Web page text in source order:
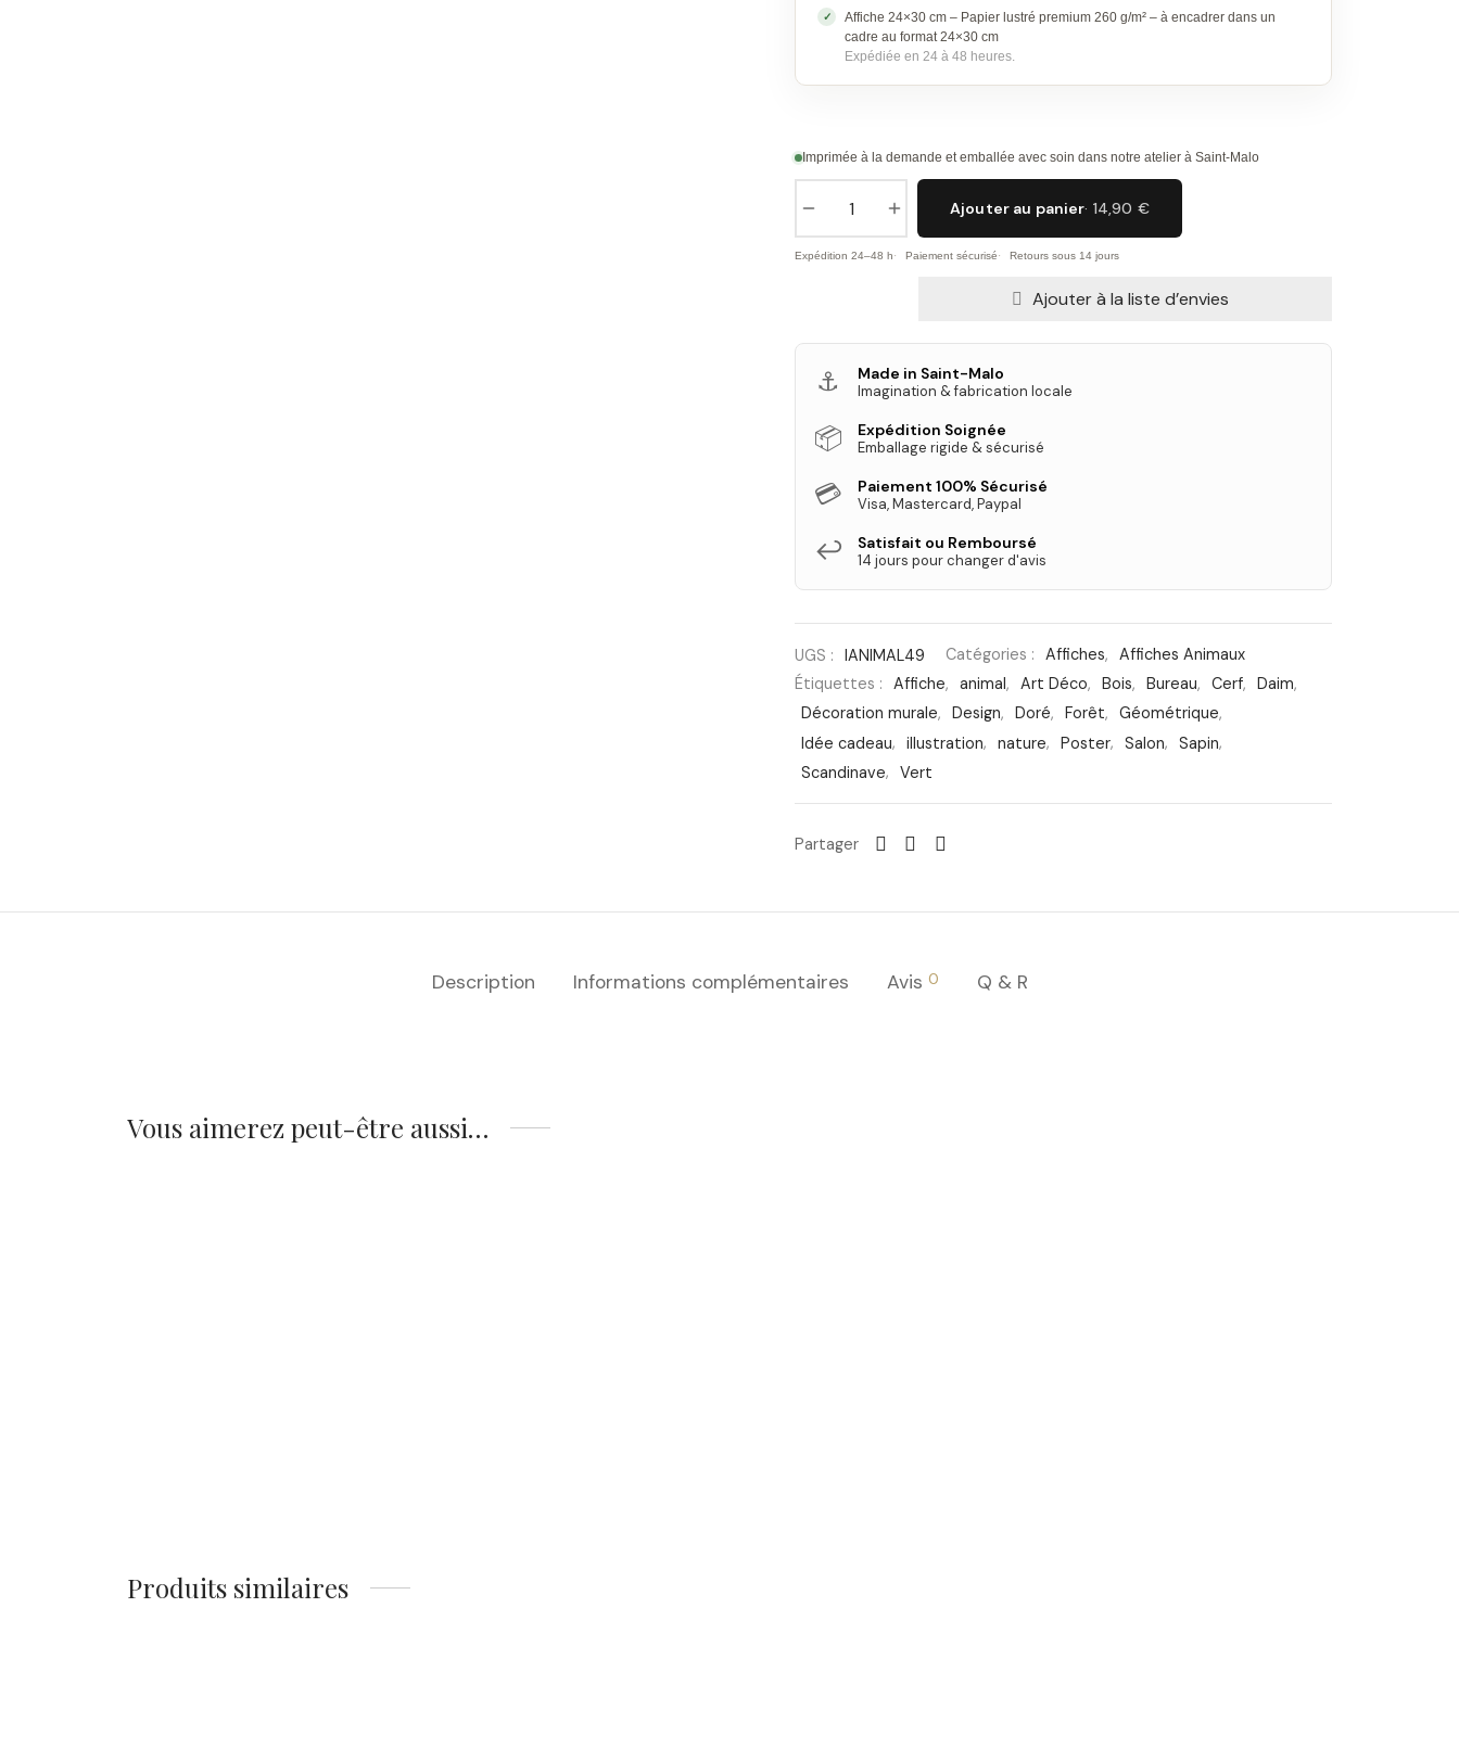
Affiche 24×30 cm – Papier lustré premium 260 g/m² – à encadrer dans un
cadre au format 24×30 cm
Expédiée en 24 à 48 heures.
Imprimée à la demande et emballée avec soin dans notre atelier à Saint-Malo
Ajouter au panier· 14,90 €
Expédition 24–48 h Paiement sécurisé Retours sous 14 jours
Ajouter à la liste d’envies
⚓ Made in Saint-Malo
Imagination & fabrication locale
📦 Expédition Soignée
Emballage rigide & sécurisé
💳 Paiement 100% Sécurisé
Visa, Mastercard, Paypal
↩️ Satisfait ou Remboursé
14 jours pour changer d'avis
UGS : IANIMAL49 Catégories : Affiches,
Affiches Animaux
Étiquettes :
Affiche, animal , Art Déco, Bois, Bureau, Cerf, Daim,
Décoration murale, Design, Doré, Forêt, Géométrique,
Idée cadeau, illustration, nature, Poster, Salon, Sapin,
Scandinave, Vert
Partager
Description Informations complémentaires Avis 0 Q & R
Vous aimerez peut-être aussi…
Produits similaires